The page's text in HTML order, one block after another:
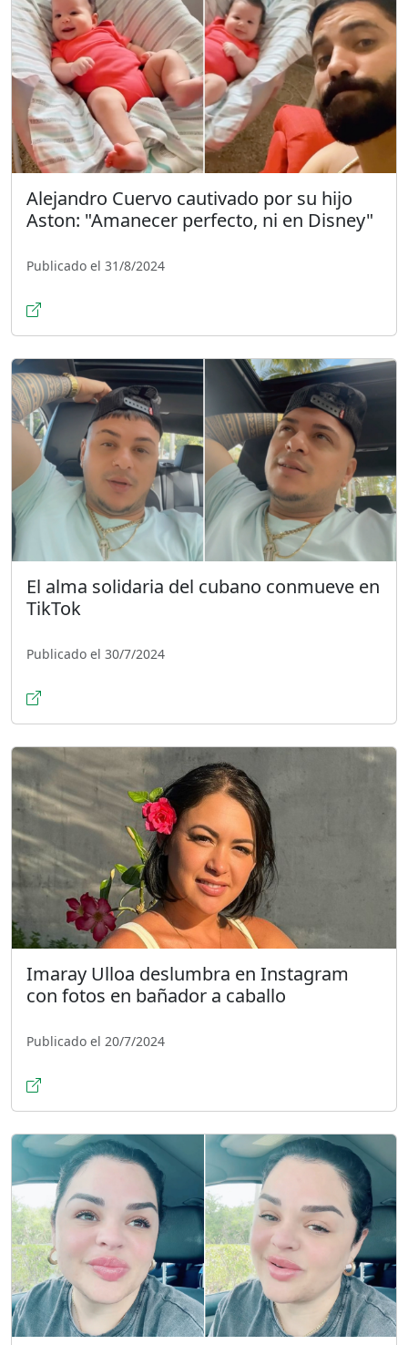
Alejandro Cuervo cautivado por su hijo
Aston: "Amanecer perfecto, ni en Disney"
Publicado el 31/8/2024
El alma solidaria del cubano conmueve en
TikTok
Publicado el 30/7/2024
Imaray Ulloa deslumbra en Instagram
con fotos en bañador a caballo
Publicado el 20/7/2024